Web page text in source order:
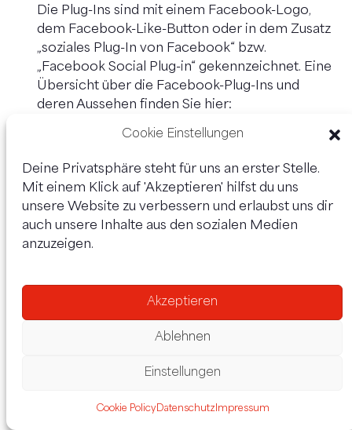
Cookie Einstellungen
Deine Privatsphäre steht für uns an erster Stelle.
Mit einem Klick auf 'Akzeptieren' hilfst du uns
unsere Website zu verbessern und erlaubst uns dir
auch unsere Inhalte aus den sozialen Medien
anzuzeigen.
Akzeptieren
Ablehnen
Einstellungen
Cookie PolicyDatenschutzImpressum
Die Plug-Ins sind mit einem Facebook-Logo,
dem Facebook-Like-Button oder in dem Zusatz
„soziales Plug-In von Facebook“ bzw.
„Facebook Social Plug-in“ gekennzeichnet. Eine
Übersicht über die Facebook-Plug-Ins und
deren Aussehen finden Sie hier:
https://developers.facebook.com/docs/plugins
Wenn Sie eine Seite unseres Webauftritts
aufrufen, die ein solches Plug-In enthält, stellt
Ihr Browser eine direkte Verbindung zu den
Servern von Facebook her. Der Inhalt des Plug-
Ins wird von Facebook direkt an Ihren Browser
Information, dass Ihr Browser die
aufgerufen hat, auch wenn Sie kein Facebook-
eingeloggt sind. Diese Information,
Browser direkt an einen Server von Facebook